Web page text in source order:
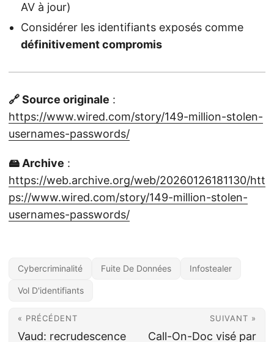
AV à jour)
Considérer les identifiants exposés comme
définitivement compromis
🔗 Source originale :
https://www.wired.com/story/149-million-stolen-
usernames-passwords/
🖴 Archive :
https://web.archive.org/web/20260126181130/htt
ps://www.wired.com/story/149-million-stolen-
usernames-passwords/
Cybercriminalité Fuite De Données Infostealer
Vol D'identifiants
« PRÉCÉDENT
Vaud: recrudescence
SUIVANT »
Call-On-Doc visé par